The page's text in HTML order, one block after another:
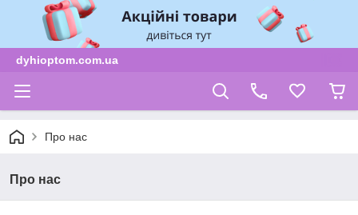
dyhioptom.com.ua
Про нас
Про нас